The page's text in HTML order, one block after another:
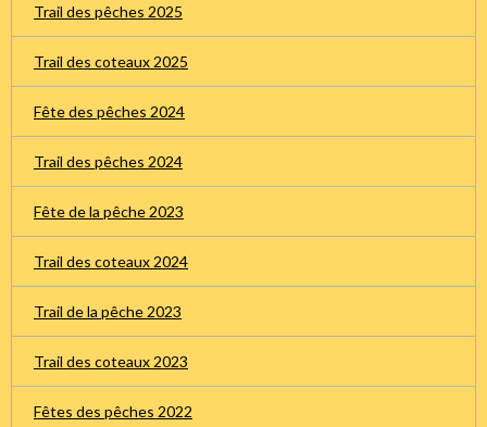
Trail des pêches 2025
Trail des coteaux 2025
Fête des pêches 2024
Trail des pêches 2024
Fête de la pêche 2023
Trail des coteaux 2024
Trail de la pêche 2023
Trail des coteaux 2023
Fêtes des pêches 2022